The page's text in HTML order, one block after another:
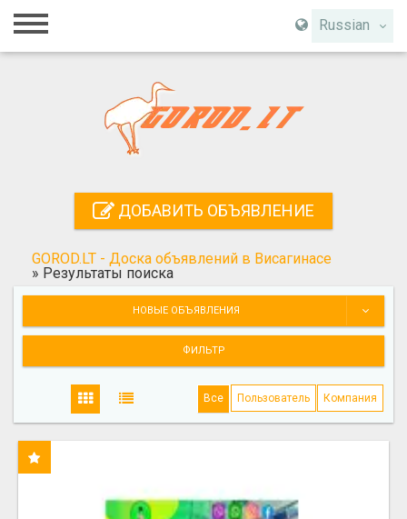
Russian
Главная
Регистрация
Поиск
ДОБАВИТЬ ОБЪЯВЛЕНИЕ
GOROD.LT - Доска объявлений в Висагинасе
» Результаты поиска
НОВЫЕ ОБЪЯВЛЕНИЯ
ФИЛЬТР
Все Пользователь Компания